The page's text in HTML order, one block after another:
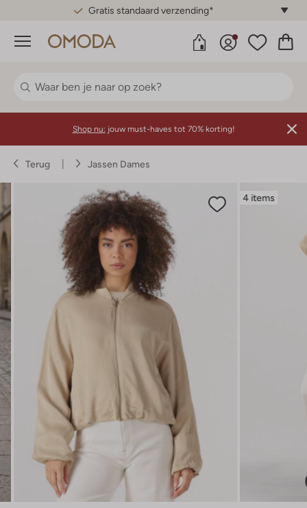
Gratis standaard verzending*
Menu
Shop nu: jouw must-haves tot 70% korting!
Terug Jassen Dames
4 items